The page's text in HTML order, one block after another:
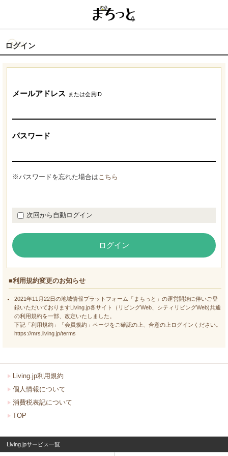
ログイン
メールアドレス または会員ID
パスワード
※パスワードを忘れた場合はこちら
次回から自動ログイン
ログイン
■利用規約変更のお知らせ
2021年11月22日の地域情報プラットフォーム「まちっと」の運営開始に伴いご登
録いただいておりますLiving.jp各サイト（リビングWeb、シティリビングWeb)共通
の利用規約を一部、改定いたしました。
下記「利用規約」「会員規約」ページをご確認の上、合意の上ログインください。
https://mrs.living.jp/terms
Living.jp利用規約
個人情報について
消費税表記について
TOP
Living.jpサービス一覧